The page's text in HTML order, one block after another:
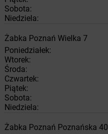
Sobota:
Niedziela:
Żabka Poznań Wielka 7
Poniedziałek:
Wtorek:
Środa:
Czwartek:
Piątek:
Sobota:
Niedziela:
Żabka Poznań Poznańska 40